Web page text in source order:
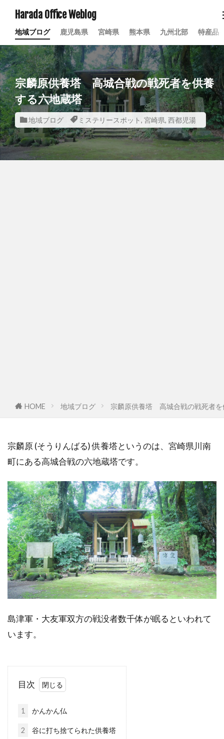
Harada Office Weblog
地域ブログ 鹿児島県 宮崎県 熊本県 九州北部 特産品
宗麟原供養塔 高城合戦の戦死者を供養
する六地蔵塔
地域ブログ ミステリースポット, 宮崎県, 西都児湯
HOME 地域ブログ 宗麟原供養塔 高城合戦の戦死者を
宗麟原 (そうりんばる) 供養塔というのは、宮崎県川南
町にある高城合戦の六地蔵塔です。
島津軍・大友軍双方の戦没者数千体が眠るといわれて
います。
目次
1 かんかん仏
2 谷に打ち捨てられた供養塔